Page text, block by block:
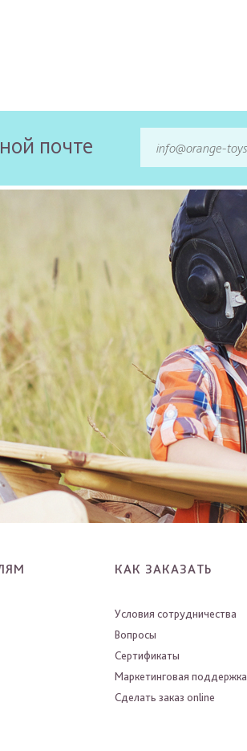
почте
КАК ЗАКАЗАТЬ
Условия сотрудничества
Вопросы
Сертификаты
Маркетинговая поддержка
Сделать заказ online